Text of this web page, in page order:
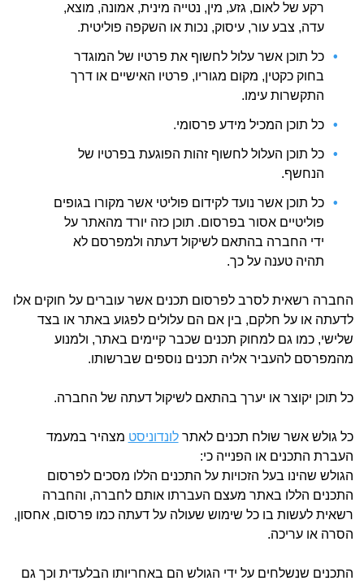
רקע של לאום, גזע, מין, נטייה מינית, אמונה, מוצא,
עדה, צבע עור, עיסוק, נכות או השקפה פוליטית.
כל תוכן אשר עלול לחשוף את פרטיו של המוגדר
בחוק כקטין, מקום מגוריו, פרטיו האישיים או דרך
התקשרות עימו.
כל תוכן המכיל מידע פרסומי.
כל תוכן העלול לחשוף זהות הפוגעת בפרטיו של
הנחשף.
כל תוכן אשר נועד לקידום פוליטי אשר מקורו בגופים
פוליטיים אסור בפרסום. תוכן כזה יורד מהאתר על
ידי החברה בהתאם לשיקול דעתה ולמפרסם לא
תהיה טענה על כך.
החברה רשאית לסרב לפרסום תכנים אשר עוברים על חוקים אלו
לדעתה או על חלקם, בין אם הם עלולים לפגוע באתר או בצד
שלישי, כמו גם למחוק תכנים שכבר קיימים באתר, ולמנוע
מהמפרסם להעביר אליה תכנים נוספים שברשותו.
כל תוכן יקוצר או יערך בהתאם לשיקול דעתה של החברה.
כל גולש אשר שולח תכנים לאתרלונדוניסט מצהיר במעמד
העברת התכנים או הפנייה כי:
הגולש שהינו בעל הזכויות על התכנים הללו מסכים לפרסום
התכנים הללו באתר מעצם העברתו אותם לחברה, והחברה
רשאית לעשות בו כל שימוש שעולה על דעתה כמו פרסום, אחסון,
הסרה או עריכה.
התכנים שנשלחים על ידי הגולש הם באחריותו הבלעדית וכך גם